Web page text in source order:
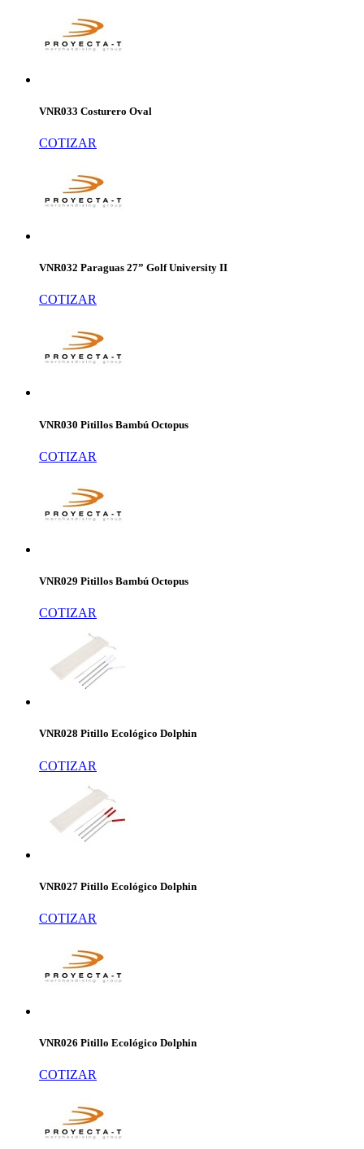
VNR033 Costurero Oval
COTIZAR
VNR032 Paraguas 27” Golf University II
COTIZAR
VNR030 Pitillos Bambú Octopus
COTIZAR
VNR029 Pitillos Bambú Octopus
COTIZAR
VNR028 Pitillo Ecológico Dolphin
COTIZAR
VNR027 Pitillo Ecológico Dolphin
COTIZAR
VNR026 Pitillo Ecológico Dolphin
COTIZAR